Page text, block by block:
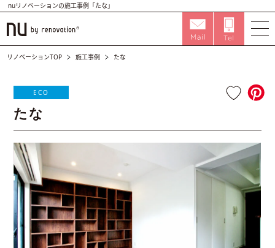
nuリノベーションの施工事例「たな」
リノベーションTOP 施工事例 たな
ECO
たな